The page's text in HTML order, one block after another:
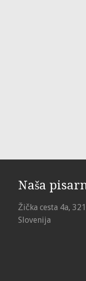
Naša
Žička cesta 4a,
Slovenija